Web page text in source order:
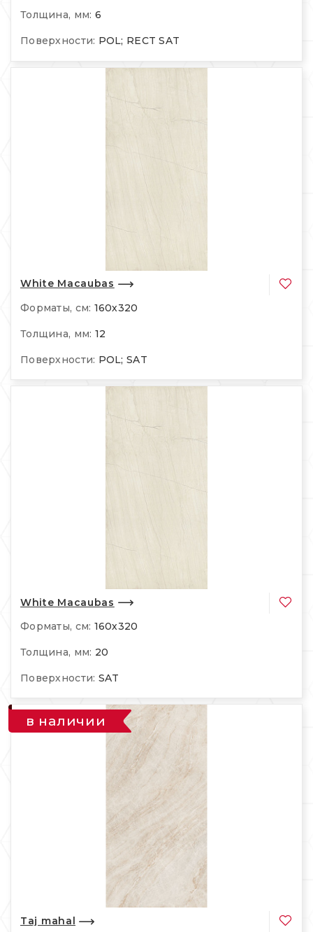
Толщина, мм: 6
Поверхности: POL; RECT SAT
White Macaubas
Форматы, см: 160х320
Толщина, мм: 12
Поверхности: POL; SAT
White Macaubas
Форматы, см: 160х320
Толщина, мм: 20
Поверхности: SAT
в наличии
Taj mahal